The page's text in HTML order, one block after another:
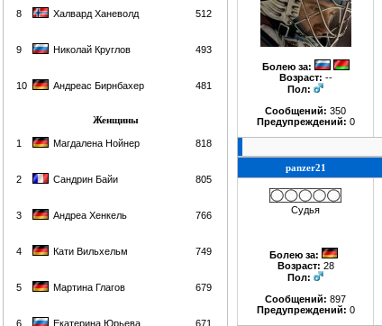
8 Халвард Ханеволд 512
9 Николай Круглов 493
10 Андреас Бирнбахер 481
Женщины
1 Магдалена Нойнер 818
2 Сандрин Байи 805
3 Андреа Хенкель 766
4 Кати Вильхельм 749
5 Мартина Глагов 679
6 Екатерина Юрьева 671
Болею за:
Возраст: --
Пол:
Сообщений: 350
Предупреждений: 0
panzer21
Судья
Болею за:
Возраст: 28
Пол:
Сообщений: 897
Предупреждений: 0